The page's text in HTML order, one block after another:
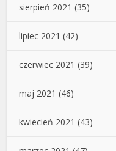
sierpień 2021 (35)
lipiec 2021 (42)
czerwiec 2021 (39)
maj 2021 (46)
kwiecień 2021 (43)